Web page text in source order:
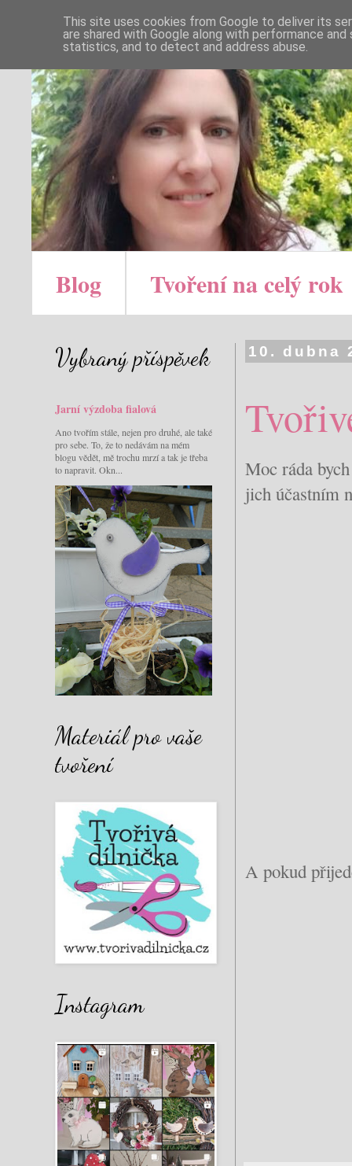
Blog Tvoření na celý rok
10. dubna
Moc ráda
jich účastním
A pokud
Vybraný příspěvek
Jarní výzdoba fialová
Ano tvořím stále, nejen pro druhé, ale také
pro sebe. To, že to nedávám na mém
blogu vědět, mě trochu mrzí a tak je třeba
to napravit. Okn...
Materiál pro vaše
tvoření
Instagram
This site uses cookies from Google to deliver its
are shared with Google along with performance
statistics, and to detect and address abuse.